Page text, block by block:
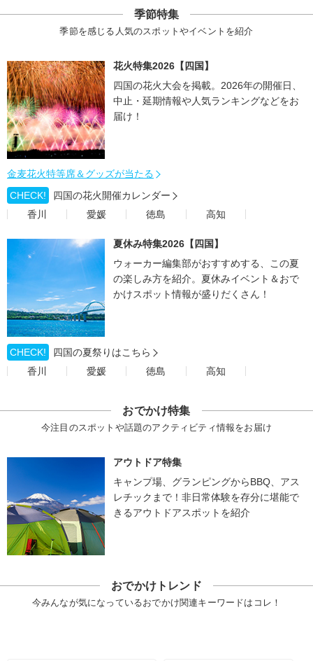
季節特集
季節を感じる人気のスポットやイベントを紹介
花火特集2026【四国】
四国の花火大会を掲載。2026年の開催日、
中止・延期情報や人気ランキングなどをお
届け！
金麦花火特等席＆グッズが当たる
CHECK!
四国の花火開催カレンダー
香川
愛媛 徳島 高知
夏休み特集2026【四国】
ウォーカー編集部がおすすめする、この夏
の楽しみ方を紹介。夏休みイベント＆おで
かけスポット情報が盛りだくさん！
CHECK!
四国の夏祭りはこちら
香川
愛媛 徳島 高知
おでかけ特集
今注目のスポットや話題のアクティビティ情報をお届け
アウトドア特集
キャンプ場、グランピングからBBQ、アス
レチックまで！非日常体験を存分に堪能で
きるアウトドアスポットを紹介
おでかけトレンド
今みんなが気になっているおでかけ関連キーワードはコレ！